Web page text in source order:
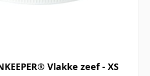
Vlakke zeef - XS